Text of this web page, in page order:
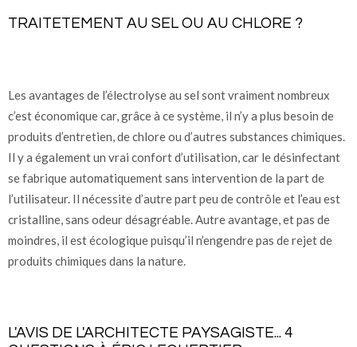
TRAITETEMENT AU SEL OU AU CHLORE ?
Les avantages de l’électrolyse au sel sont vraiment nombreux
c’est économique car, grâce à ce système, il n’y a plus besoin de
produits d’entretien, de chlore ou d’autres substances chimiques.
Il y a également un vrai confort d’utilisation, car le désinfectant
se fabrique automatiquement sans intervention de la part de
l’utilisateur. Il nécessite d’autre part peu de contrôle et l’eau est
cristalline, sans odeur désagréable. Autre avantage, et pas de
moindres, il est écologique puisqu’il n’engendre pas de rejet de
produits chimiques dans la nature.
L'AVIS DE L'ARCHITECTE PAYSAGISTE... 4